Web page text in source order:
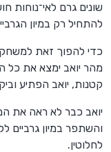
שונים גרם לאי־נוחות
להתחיל רק במיון
כדי להפוך זאת
מהר יואב ימצא את כל
קטנות, יואב הפתיע
יואב כבר לא ראה את
והשתפר במיון
לחלוטין.